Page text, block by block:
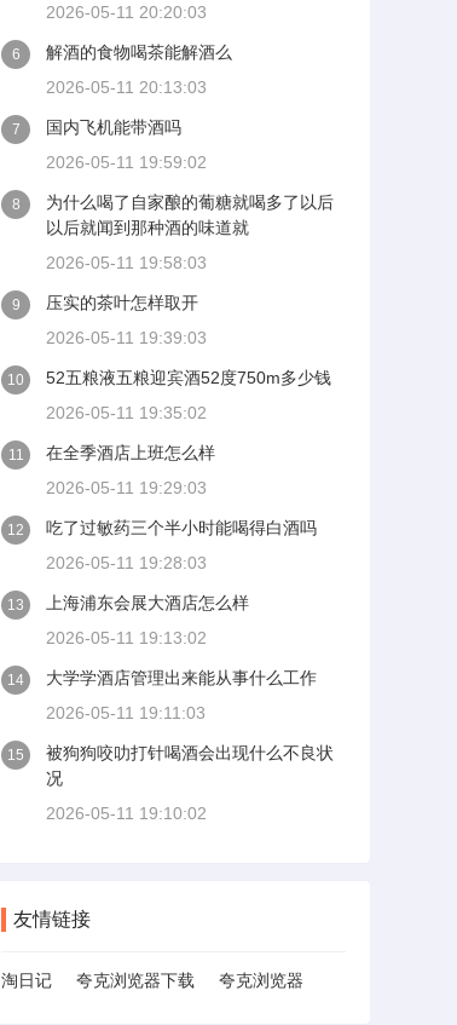
2026-05-11 20:20:03
6
解酒的食物喝茶能解酒么
2026-05-11 20:13:03
7
国内飞机能带酒吗
2026-05-11 19:59:02
8
为什么喝了自家酿的葡糖就喝多了以后
以后就闻到那种酒的味道就
2026-05-11 19:58:03
9
压实的茶叶怎样取开
2026-05-11 19:39:03
10
52五粮液五粮迎宾酒52度750m多少钱
2026-05-11 19:35:02
11
在全季酒店上班怎么样
2026-05-11 19:29:03
12
吃了过敏药三个半小时能喝得白酒吗
2026-05-11 19:28:03
13
上海浦东会展大酒店怎么样
2026-05-11 19:13:02
14
大学学酒店管理出来能从事什么工作
2026-05-11 19:11:03
15
被狗狗咬叻打针喝酒会出现什么不良状
况
2026-05-11 19:10:02
友情链接
淘日记 夸克浏览器下载 夸克浏览器